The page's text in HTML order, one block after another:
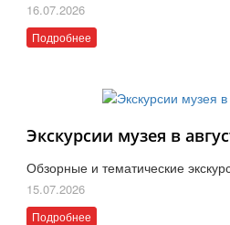
16.07.2026
Подробнее
Экскурсии музея в
Обзорные и тематические
15.07.2026
Подробнее